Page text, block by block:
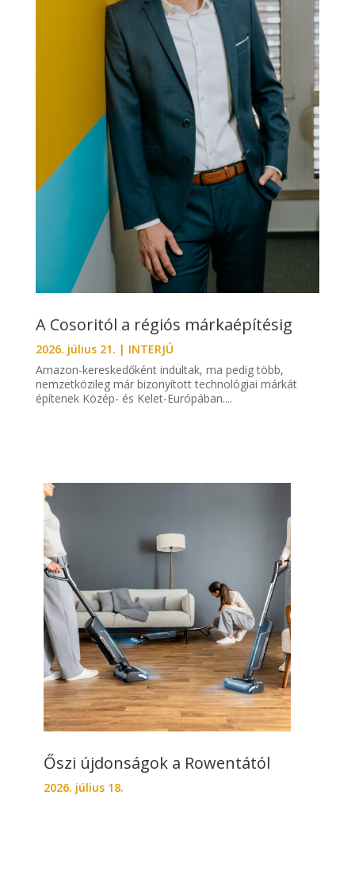
A Cosoritól a régiós márkaépítésig
2026. július 21. | INTERJÚ
Amazon-kereskedőként indultak, ma pedig több,
nemzetközileg már bizonyított technológiai márkát
építenek Közép- és Kelet-Európában....
Őszi újdonságok a Rowentától
2026. július 18.